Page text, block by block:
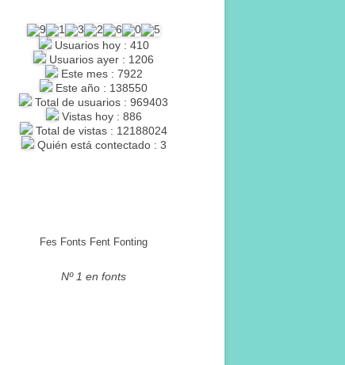
Usuarios hoy : 410
Usuarios ayer : 1206
Este mes : 7922
Este año : 138550
Total de usuarios : 969403
Vistas hoy : 886
Total de vistas : 12188024
Quién está contectado : 3
Fes Fonts Fent Fonting
Nº 1 en fonts